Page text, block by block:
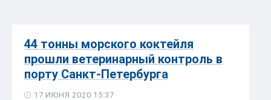
44 тонны морского коктейля
прошли ветеринарный контроль в
порту Санкт-Петербурга
17 ИЮНЯ 2020 15:37